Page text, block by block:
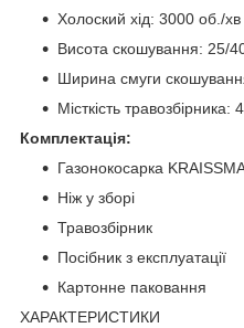
Холоский хід: 3000 об./хв
Висота скошування: 25/
Ширина смуги
Місткість травозбірника:
Комплектація:
Газонокосарка
Ніж у зборі
Травозбірник
Посібник з експлуатації
Картонне паковання
ХАРАКТЕРИСТИКИ